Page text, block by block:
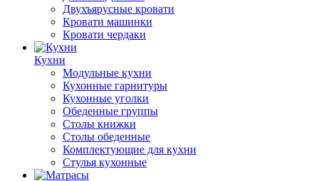
Двухъярусные кровати
Кровати машинки
Кровати чердаки
Кухни
Модульные кухни
Кухонные гарнитуры
Кухонные уголки
Обеденные группы
Столы книжки
Столы обеденные
Комплектующие для кухни
Стулья кухонные